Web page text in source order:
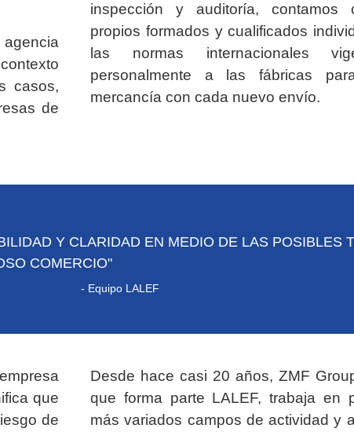
casos,
de
inspección y auditoría, contamos
propios formados y cualificados
las normas internacionales
personalmente a las fábricas
mercancía con cada nuevo envío.
Y CLARIDAD EN MEDIO DE LAS POSIBLES
COMERCIO"
- Equipo LALEF
que
de
Desde hace casi 20 años, ZMF
que forma parte LALEF, trabaja en
más variados campos de actividad y